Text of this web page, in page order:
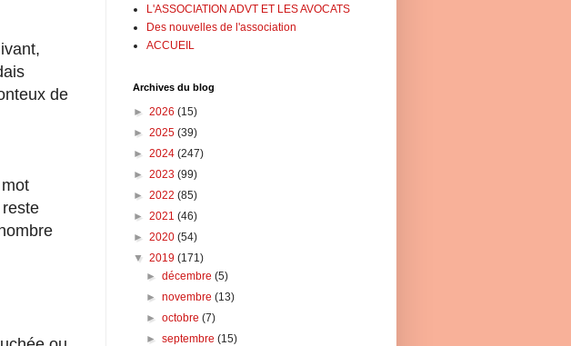
de
L'ASSOCIATION ADVT ET LES AVOCATS
Des nouvelles de l'association
ACCUEIL
Archives du blog
► 2026 (15)
► 2025 (39)
► 2024 (247)
► 2023 (99)
► 2022 (85)
► 2021 (46)
► 2020 (54)
▼ 2019 (171)
►décembre(5)
►novembre(13)
►octobre(7)
►septembre(15)